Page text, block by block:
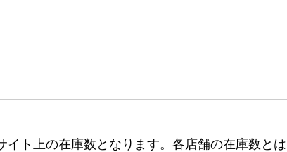
ト上の在庫数となります。各店舗の在庫数とは